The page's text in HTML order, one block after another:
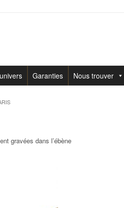
Garanties Nous trouver
gravées dans l’ébène